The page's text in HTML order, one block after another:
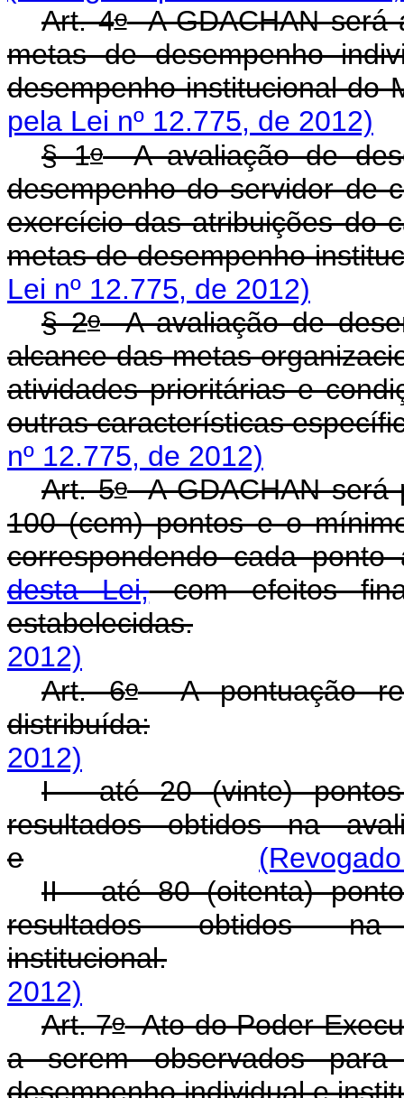
Art. 4oA GDACHAN será
metas de desempenho
desempenho institucional do
pela Lei nº 12.775, de 2012)
§ 1oA avaliação de
desempenho do servidor de
exercício das atribuições do
metas de desempenho
Lei nº 12.775, de 2012)
§ 2oA avaliação de
alcance das metas
atividades prioritárias e
outras características
nº 12.775, de 2012)
Art. 5oA GDACHAN será
100 (cem) pontos e o
correspondendo cada
desta Lei,com efeitos
estabelecidas.
2012)
Art. 6oA pontuação
distribuída:
2012)
I - até 20 (vinte)
resultados obtidos na
e
II - até 80 (oitenta)
resultados obtidos
institucional.
2012)
Art. 7oAto do Poder
a serem observados